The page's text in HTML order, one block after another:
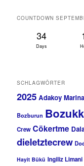
COUNTDOWN
34
Days
SCHLAGWÖRTER
2025 Adakoy Marina
Bozburun
Crew Cökertme
dieletztecrew
Hayit Bükü Ingiliz Limani